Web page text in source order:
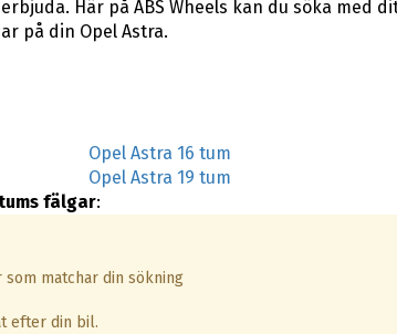
Här på ABS Wheels kan du söka med
på din Opel Astra.
Opel Astra 16 tum
Opel Astra 19 tum
fälgar:
matchar din sökning
efter din bil.